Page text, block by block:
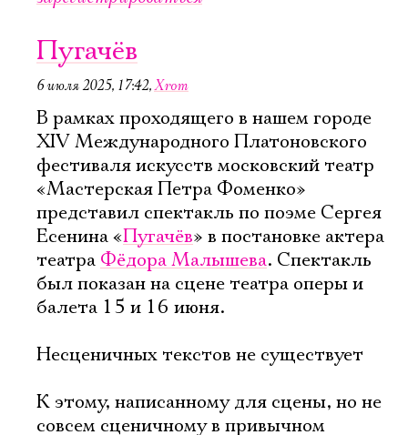
Пугачёв
6 июля 2025, 17:42,Xrom
В рамках проходящего в нашем городе
XIV Международного Платоновского
фестиваля искусств московский театр
«Мастерская Петра Фоменко»
представил спектакль по поэме Сергея
Есенина «Пугачёв» в постановке актера
театра Фёдора Малышева. Спектакль
был показан на сцене театра оперы и
балета 15 и 16 июня.
Несценичных текстов не существует
К этому, написанному для сцены, но не
совсем сценичному в привычном